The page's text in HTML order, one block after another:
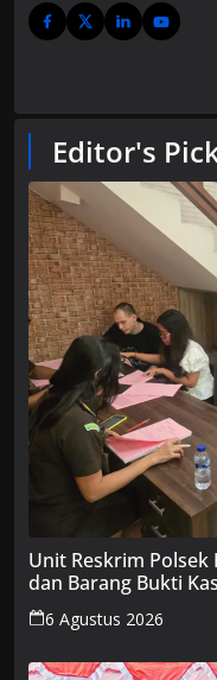
Editor's
Unit Reskrim
dan Barang Bukti
Negeri Denpasar
6 Agustus 2026